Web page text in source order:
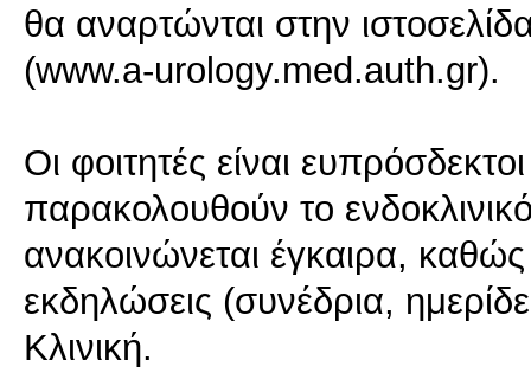
θα αναρτώνται στην
(www.a-urology.med.auth.gr).
Οι φοιτητές είναι
παρακολουθούν το
ανακοινώνεται έγκαιρα, καθώς
εκδηλώσεις (συνέδρια,
Κλινική.